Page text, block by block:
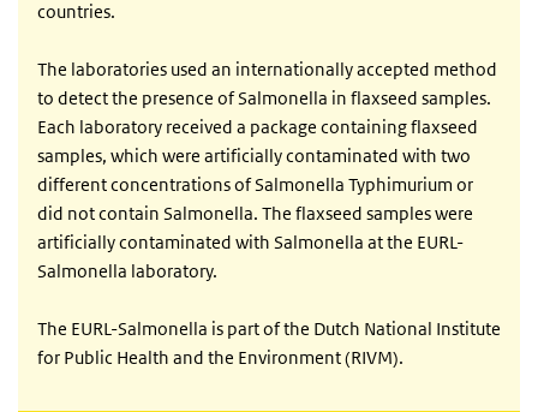
countries.
The laboratories used an internationally accepted method
to detect the presence of Salmonella in flaxseed samples.
Each laboratory received a package containing flaxseed
samples, which were artificially contaminated with two
different concentrations of Salmonella Typhimurium or
did not contain Salmonella. The flaxseed samples were
artificially contaminated with Salmonella at the EURL-
Salmonella laboratory.
The EURL-Salmonella is part of the Dutch National Institute
for Public Health and the Environment (RIVM).